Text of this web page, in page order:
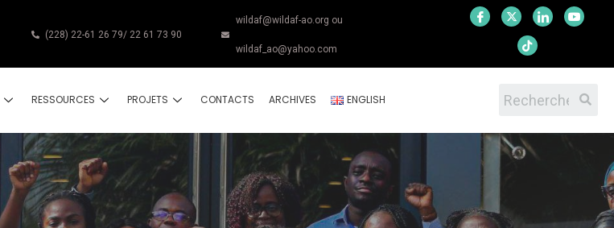
(228) 22-61 26 79/ 22 61 73 90
wildaf@wildaf-ao.org ou
wildaf_ao@yahoo.com
RESSOURCES PROJETS CONTACTS ARCHIVES ENGLISH